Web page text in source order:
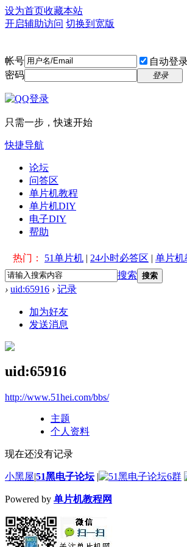
设为首页收藏本站
开启辅助访问 切换到宽版
帐号 自动登
密码
登录
只需一步，快速开始
快捷导航
论坛
问答区
单片机教程
单片机DIY
电子DIY
帮助
热门： 51单片机 | 24小时必答区 | 单片机
搜索 搜索
› uid:65916 › 记录
加为好友
发送消息
uid:65916
http://www.51hei.com/bbs/
主题
个人资料
现在还没有记录
小黑屋|51黑电子论坛 |
Powered by 单片机教程网